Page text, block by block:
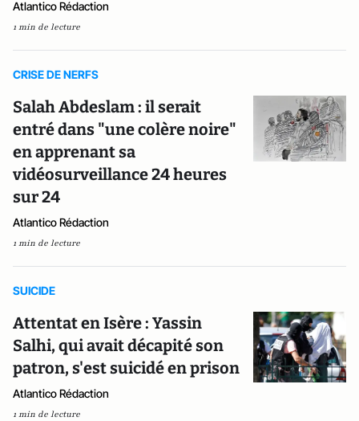
Atlantico Rédaction
1 min de lecture
CRISE DE NERFS
Salah Abdeslam : il serait
entré dans "une colère noire"
en apprenant sa
vidéosurveillance 24 heures
sur 24
Atlantico Rédaction
1 min de lecture
SUICIDE
Attentat en Isère : Yassin
Salhi, qui avait décapité son
patron, s'est suicidé en prison
Atlantico Rédaction
1 min de lecture